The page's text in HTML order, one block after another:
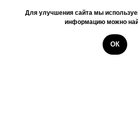
КУПИТЬ
Для улучшения сайта мы
информацию можно
ОК